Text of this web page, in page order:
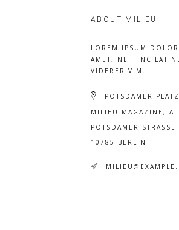
ABOUT MILIEU
LOREM IPSUM
AMET, NE HINC
VIDERER VIM.
POTSDAMER PLATZ
MILIEU MAGAZINE,
POTSDAMER STRASSE
0785 BERLIN